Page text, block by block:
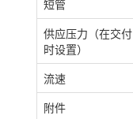
短管
供应压力（在交付
时设置）
流速
附件